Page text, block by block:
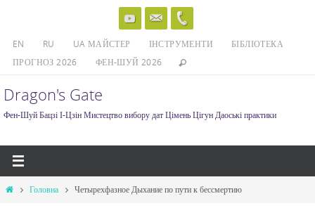
content
EN RU UA МАЙСТЕР ІНСТРУМЕНТИ
БІБЛІОТЕКА
ПРОГНОЗ 2026
ФЕН-ШУЙ 2026
Dragon's Gate
Фен-Шуй Бацзі І-Цзін Мистецтво вибору дат Цімень Цігун Даоські практики
HomeГоловна Четырехфазное Дыхание по пути к бессмертию